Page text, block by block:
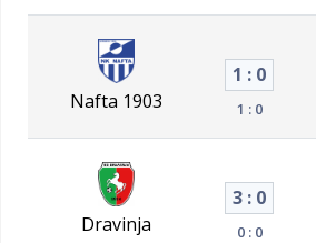
Nafta 1903
1 : 0
1 : 0
Dravinja
3 : 0
0 : 0